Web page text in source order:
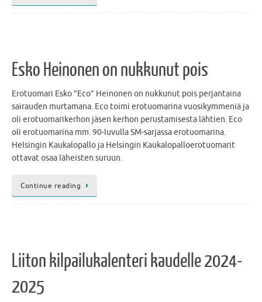
Esko Heinonen on nukkunut pois
Erotuomari Esko ”Eco” Heinonen on nukkunut pois perjantaina
sairauden murtamana. Eco toimi erotuomarina vuosikymmeniä ja
oli erotuomarikerhon jäsen kerhon perustamisesta lähtien. Eco
oli erotuomarina mm. 90-luvulla SM-sarjassa erotuomarina.
Helsingin Kaukalopallo ja Helsingin Kaukalopalloerotuomarit
ottavat osaa läheisten suruun.
Continue reading
Liiton kilpailukalenteri kaudelle 2024-
2025